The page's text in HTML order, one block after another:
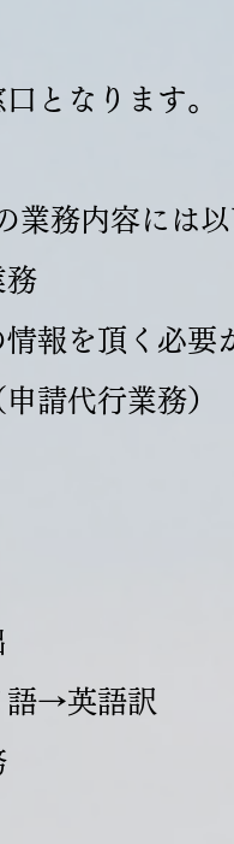
となります。
業務内容には
務
報を頂く必要
請代行業務）
語→英語訳